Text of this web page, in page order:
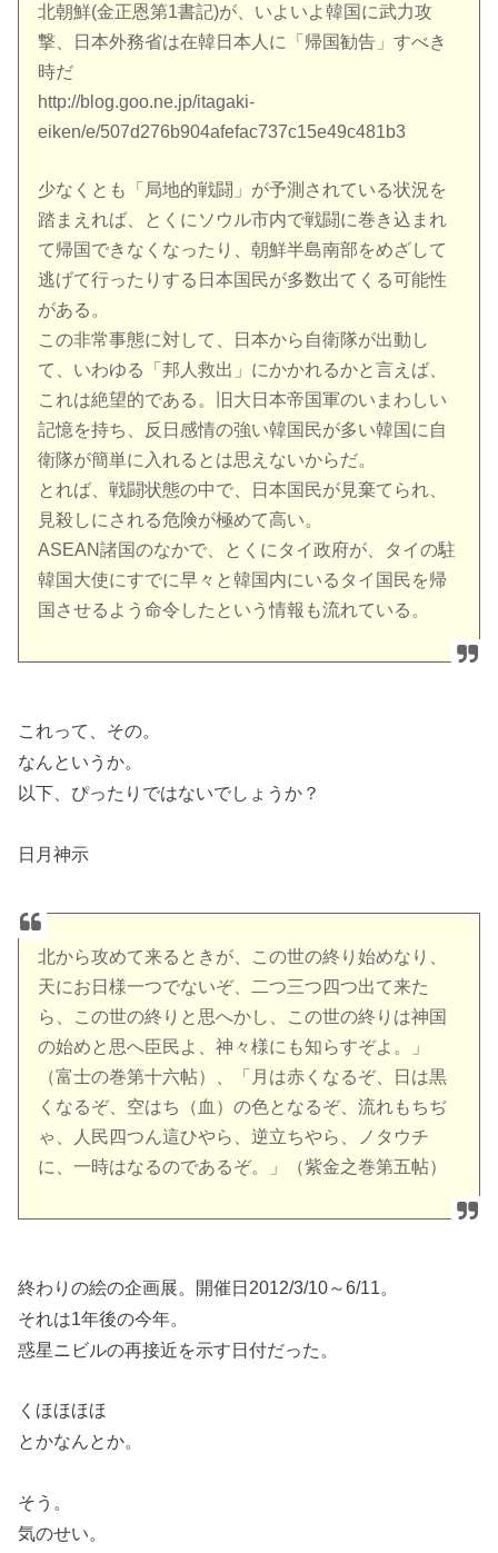
北朝鮮(金正恩第1書記)が、いよいよ韓国に武力攻
撃、日本外務省は在韓日本人に「帰国勧告」すべき
時だ
http://blog.goo.ne.jp/itagaki-
eiken/e/507d276b904afefac737c15e49c481b3
少なくとも「局地的戦闘」が予測されている状況を
踏まえれば、とくにソウル市内で戦闘に巻き込まれ
て帰国できなくなったり、朝鮮半島南部をめざして
逃げて行ったりする日本国民が多数出てくる可能性
がある。
この非常事態に対して、日本から自衛隊が出動し
て、いわゆる「邦人救出」にかかれるかと言えば、
これは絶望的である。旧大日本帝国軍のいまわしい
記憶を持ち、反日感情の強い韓国民が多い韓国に自
衛隊が簡単に入れるとは思えないからだ。
とれば、戦闘状態の中で、日本国民が見棄てられ、
見殺しにされる危険が極めて高い。
ASEAN諸国のなかで、とくにタイ政府が、タイの駐
韓国大使にすでに早々と韓国内にいるタイ国民を帰
国させるよう命令したという情報も流れている。
これって、その。
なんというか。
以下、ぴったりではないでしょうか？
日月神示
北から攻めて来るときが、この世の終り始めなり、
天にお日様一つでないぞ、二つ三つ四つ出て来た
ら、この世の終りと思へかし、この世の終りは神国
の始めと思へ臣民よ、神々様にも知らすぞよ。」
（富士の巻第十六帖）、「月は赤くなるぞ、日は黒
くなるぞ、空はち（血）の色となるぞ、流れもちぢ
ゃ、人民四つん這ひやら、逆立ちやら、ノタウチ
に、一時はなるのであるぞ。」（紫金之巻第五帖）
終わりの絵の企画展。開催日2012/3/10～6/11。
それは1年後の今年。
惑星ニビルの再接近を示す日付だった。
くほほほほ
とかなんとか。
そう。
気のせい。